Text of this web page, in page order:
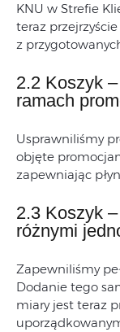
KNU w Strefie
teraz
z
2.2 Koszyk
ramach
Usprawniliśmy
objęte
zapewniając
2.3 Koszyk
różnymi
Zapewniliśmy
Dodanie tego
miary jest teraz